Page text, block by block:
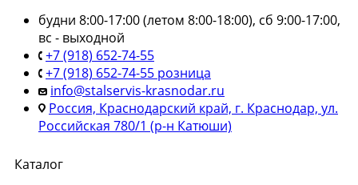
будни 8:00-17:00 (летом 8:00-18:00), сб 9:00-17:00,
вс - выходной
+7 (918) 652-74-55
+7 (918) 652-74-55 розница
info@stalservis-krasnodar.ru
Россия, Краснодарский край, г. Краснодар, ул.
Российская 780/1 (р-н Катюши)
Каталог